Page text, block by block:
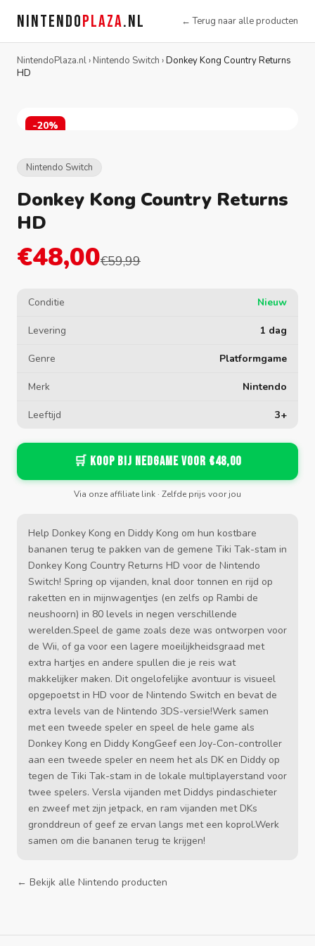
NINTENDOPLAZA.NL ← Terug naar alle producten
NintendoPlaza.nl› Nintendo Switch ›Donkey Kong Country Returns
HD
-20%
Nintendo Switch
Donkey Kong Country Returns
HD
€48,00€59,99
Conditie Nieuw
Levering 1 dag
Genre Platformgame
Merk Nintendo
Leeftijd 3+
🛒 Koop bij Nedgame voor €48,00
Via onze affiliate link · Zelfde prijs voor jou
Help Donkey Kong en Diddy Kong om hun kostbare
bananen terug te pakken van de gemene Tiki Tak-stam in
Donkey Kong Country Returns HD voor de Nintendo
Switch! Spring op vijanden, knal door tonnen en rijd op
raketten en in mijnwagentjes (en zelfs op Rambi de
neushoorn) in 80 levels in negen verschillende
werelden.Speel de game zoals deze was ontworpen voor
de Wii, of ga voor een lagere moeilijkheidsgraad met
extra hartjes en andere spullen die je reis wat
makkelijker maken. Dit ongelofelijke avontuur is visueel
opgepoetst in HD voor de Nintendo Switch en bevat de
extra levels van de Nintendo 3DS-versie!Werk samen
met een tweede speler en speel de hele game als
Donkey Kong en Diddy KongGeef een Joy-Con-controller
aan een tweede speler en neem het als DK en Diddy op
tegen de Tiki Tak-stam in de lokale multiplayerstand voor
twee spelers. Versla vijanden met Diddys pindaschieter
en zweef met zijn jetpack, en ram vijanden met DKs
gronddreun of geef ze ervan langs met een koprol.Werk
samen om die bananen terug te krijgen!
← Bekijk alle Nintendo producten